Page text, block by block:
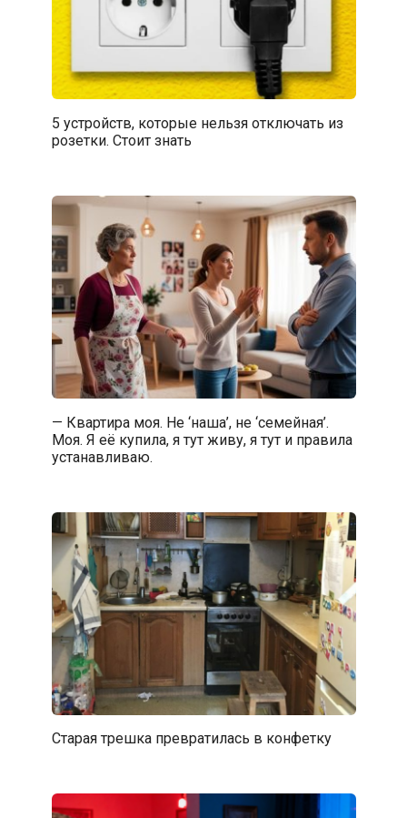
5 устройств, которые нельзя отключать из
розетки. Стоит знать
— Квартира моя. Не ‘наша’, не ‘семейная’.
Моя. Я её купила, я тут живу, я тут и правила
устанавливаю.
Старая трешка превратилась в конфетку